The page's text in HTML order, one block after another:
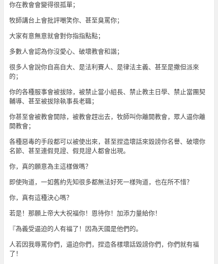
你在教會會變得很孤單；
牧師講台上會批評嘲笑你、甚至臭罵你；
大家有意無意就會對你指指點點；
多數人會認為你沒愛心、破壞教會和諧；
很多人會說你自高自大、是法利賽人、是律法主義、甚至是撒但派來
的；
你的各種服事會被拔除，被禁止當小組長、禁止教主日學、禁止當團契
輔導、甚至被拔除執事長老職；
你甚至會被教會開除，被教會趕出去，牧師叫你離開教會，眾人逼你離
開教會；
各種惡毒的手段都可以被使出來，甚至捏造壞話來毀謗你名譽、破壞你
名節、甚至連假見證、假見證人都會出現。
你，真的願意為主這樣做嗎？
即使殉道，一如舊約先知很多都無法好死一樣殉道，也在所不惜？
你，真有這種決心嗎？
若是！那願上帝大大祝福你！恩待你！加添力量給你！
『為義受逼迫的人有福了！因為天國是他們的。
人若因我辱罵你們，逼迫你們，捏造各樣壞話毀謗你們，你們就有福
了！